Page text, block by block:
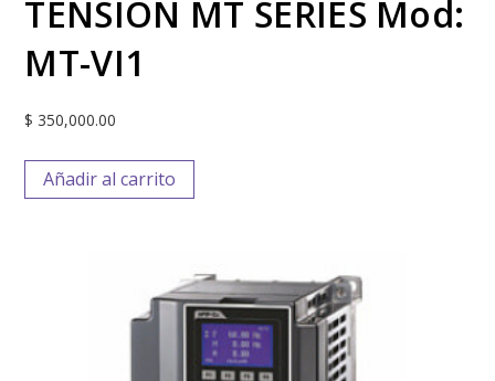
TENSION MT SERIES Mod:
MT-VI1
$ 350,000.00
Añadir al carrito